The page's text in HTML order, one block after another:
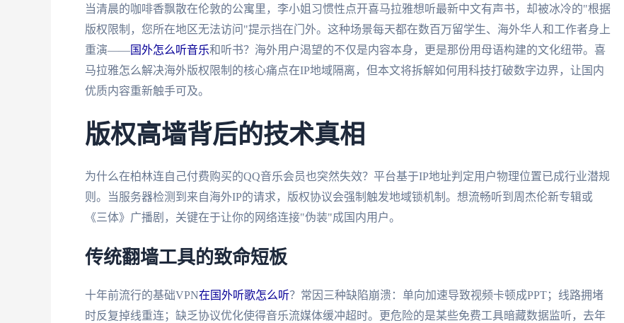
当清晨的咖啡香飘散在伦敦的公寓里，李小姐习惯性点开喜马拉雅想听最新中文有声书，却被冰冷的"根据
版权限制，您所在地区无法访问"提示挡在门外。这种场景每天都在数百万留学生、海外华人和工作者身上
重演——国外怎么听音乐和听书？海外用户渴望的不仅是内容本身，更是那份用母语构建的文化纽带。喜
马拉雅怎么解决海外版权限制的核心痛点在IP地域隔离，但本文将拆解如何用科技打破数字边界，让国内
优质内容重新触手可及。
版权高墙背后的技术真相
为什么在柏林连自己付费购买的QQ音乐会员也突然失效？平台基于IP地址判定用户物理位置已成行业潜规
则。当服务器检测到来自海外IP的请求，版权协议会强制触发地域锁机制。想流畅听到周杰伦新专辑或
《三体》广播剧，关键在于让你的网络连接"伪装"成国内用户。
传统翻墙工具的致命短板
十年前流行的基础VPN在国外听歌怎么听？常因三种缺陷崩溃：单向加速导致视频卡顿成PPT；线路拥堵
时反复掉线重连；缺乏协议优化使得音乐流媒体缓冲超时。更危险的是某些免费工具暗藏数据监听，去年